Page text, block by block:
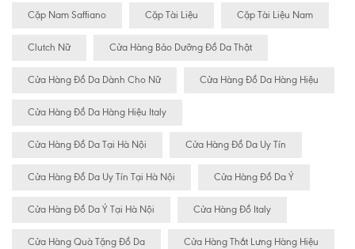
Cặp Nam Saffiano Cặp Tài Liệu Cặp Tài Liệu Nam
Clutch Nữ Cửa Hàng Bảo Dưỡng Đồ Da Thật
Cửa Hàng Đồ Da Dành Cho Nữ Cửa Hàng Đồ Da Hàng Hiệu
Cửa Hàng Đồ Da Hàng Hiệu Italy
Cửa Hàng Đồ Da Tại Hà Nội Cửa Hàng Đồ Da Uy Tín
Cửa Hàng Đồ Da Uy Tín Tại Hà Nội Cửa Hàng Đồ Da Ý
Cửa Hàng Đồ Da Ý Tại Hà Nội Cửa Hàng Đồ Italy
Cửa Hàng Quà Tặng Đồ Da Cửa Hàng Thắt Lưng Hàng Hiệu